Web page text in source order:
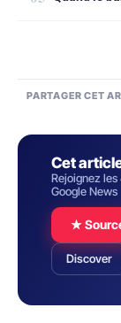
PARTAGER CET
Cet
Rejoignez
Google News
★
Discover